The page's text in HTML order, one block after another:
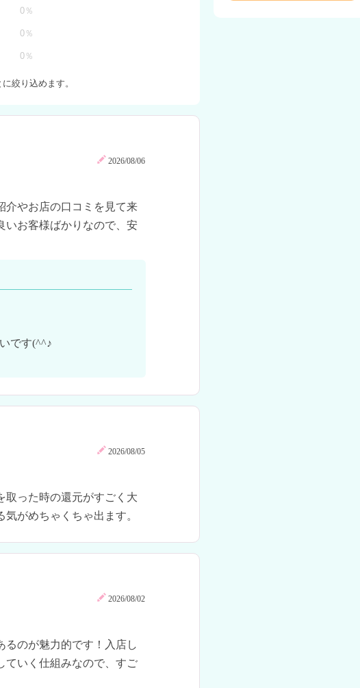
0％
0％
0％
絞り込めます。
2026/08/06
介やお店の口コミを見て来
いお客様ばかりなので、安
です(^^♪
2026/08/05
取った時の還元がすごく大
がめちゃくちゃ出ます。
2026/08/02
るのが魅力的です！入店し
ていく仕組みなので、すご